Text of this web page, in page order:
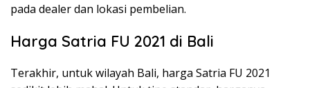
pada dealer dan lokasi pembelian.
Harga Satria FU 2021 di Bali
Terakhir, untuk wilayah Bali, harga Satria FU 2021